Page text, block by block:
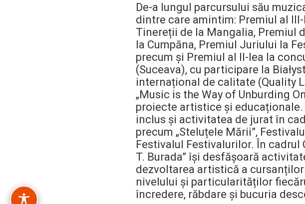
De-a lungul parcursului său
dintre care amintim: Premiul al
Tinereții de la Mangalia, Premiul
la Cumpăna, Premiul Juriului la
precum și Premiul al II-lea la
(Suceava), cu participare la
internațional de calitate (Quality
„Music is the Way of Unburding
proiecte artistice și
inclus și activitatea de jurat în
precum „Steluțele Mării”,
Festivalul Festivalurilor. În cadrul
T. Burada” își desfășoară
dezvoltarea artistică a
nivelului și particularităților
încredere, răbdare și bucuria